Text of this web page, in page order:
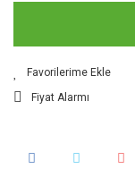
Fiyat Alarmı